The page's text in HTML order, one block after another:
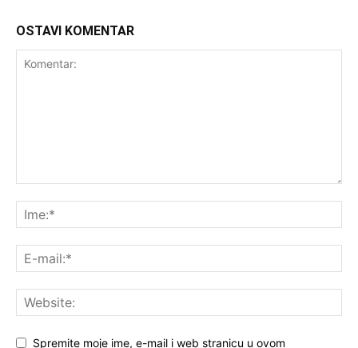
OSTAVI KOMENTAR
Spremite moje ime, e-mail i web stranicu u ovom